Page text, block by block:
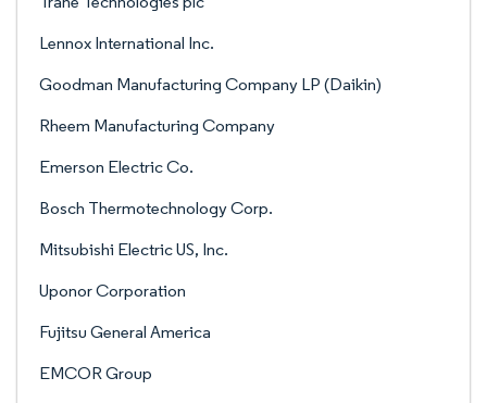
Lennox International Inc.
Goodman Manufacturing Company LP (Daikin)
Rheem Manufacturing Company
Emerson Electric Co.
Bosch Thermotechnology Corp.
Mitsubishi Electric US, Inc.
Uponor Corporation
Fujitsu General America
EMCOR Group